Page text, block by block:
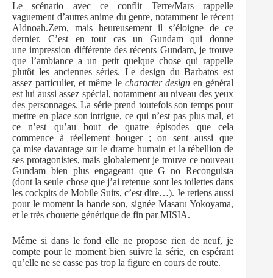
Le scénario avec ce conflit Terre/Mars rappelle
vaguement d’autres anime du genre, notamment le récent
Aldnoah.Zero, mais heureusement il s’éloigne de ce
dernier. C’est en tout cas un Gundam qui donne
une impression différente des récents Gundam, je trouve
que l’ambiance a un petit quelque chose qui rappelle
plutôt les anciennes séries. Le design du Barbatos est
assez particulier, et même le character designen général
est lui aussi assez spécial, notamment au niveau des yeux
des personnages. La série prend toutefois son temps pour
mettre en place son intrigue, ce qui n’est pas plus mal, et
ce n’est qu’au bout de quatre épisodes que cela
commence à réellement bouger ; on sent aussi que
ça mise davantage sur le drame humain et la rébellion de
ses protagonistes, mais globalement je trouve ce nouveau
Gundam bien plus engageant que G no Reconguista
(dont la seule chose que j’ai retenue sont les toilettes dans
les cockpits de Mobile Suits, c’est dire…). Je retiens aussi
pour le moment la bande son, signée Masaru Yokoyama,
et le très chouette générique de fin par MISIA.
Même si dans le fond elle ne propose rien de neuf, je
compte pour le moment bien suivre la série, en espérant
qu’elle ne se casse pas trop la figure en cours de route.